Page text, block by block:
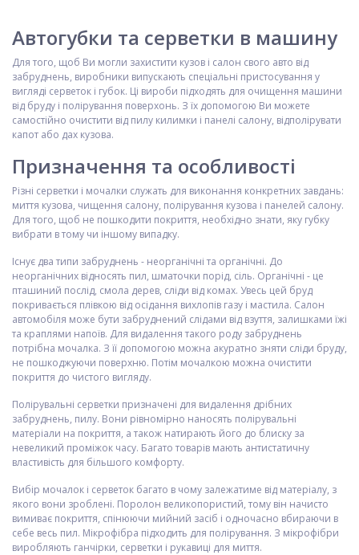
Автогубки та серветки в машину
Для того, щоб Ви могли захистити кузов і салон свого авто від
забруднень, виробники випускають спеціальні пристосування у
вигляді серветок і губок. Ці вироби підходять для очищення машини
від бруду і полірування поверхонь. З їх допомогою Ви можете
самостійно очистити від пилу килимки і панелі салону, відполірувати
капот або дах кузова.
Призначення та особливості
Різні серветки і мочалки служать для виконання конкретних завдань:
миття кузова, чищення салону, полірування кузова і панелей салону.
Для того, щоб не пошкодити покриття, необхідно знати, яку губку
вибрати в тому чи іншому випадку.
Існує два типи забруднень - неорганічні та органічні. До
неорганічних відносять пил, шматочки порід, сіль. Органічні - це
пташиний послід, смола дерев, сліди від комах. Увесь цей бруд
покривається плівкою від осідання вихлопів газу і мастила. Салон
автомобіля може бути забруднений слідами від взуття, залишками їжі
та краплями напоїв. Для видалення такого роду забруднень
потрібна мочалка. З її допомогою можна акуратно зняти сліди бруду,
не пошкоджуючи поверхню. Потім мочалкою можна очистити
покриття до чистого вигляду.
Полірувальні серветки призначені для видалення дрібних
забруднень, пилу. Вони рівномірно наносять полірувальні
матеріали на покриття, а також натирають його до блиску за
невеликий проміжок часу. Багато товарів мають антистатичну
властивість для більшого комфорту.
Вибір мочалок і серветок багато в чому залежатиме від матеріалу, з
якого вони зроблені. Поролон великопористий, тому він начисто
вимиває покриття, спінюючи мийний засіб і одночасно вбираючи в
себе весь пил. Мікрофібра підходить для полірування. З мікрофібри
виробляють ганчірки, серветки і рукавиці для миття.